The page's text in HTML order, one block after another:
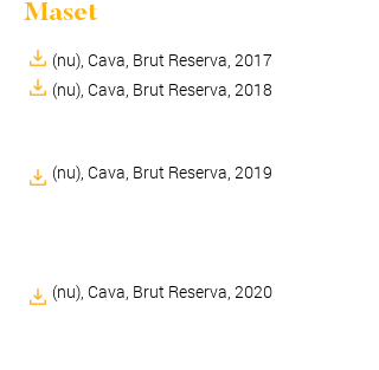
Maset
(nu), Cava, Brut Reserva, 2017
(nu), Cava, Brut Reserva, 2018
(nu), Cava, Brut Reserva, 2019
(nu), Cava, Brut Reserva, 2020